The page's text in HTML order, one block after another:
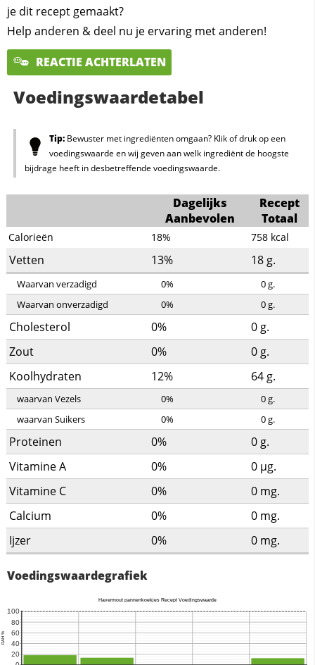
je dit recept gemaakt?
Help anderen & deel nu je ervaring met anderen!
REACTIE ACHTERLATEN
Voedingswaardetabel
Tip:Bewuster met ingrediënten omgaan? Klik of druk op een
voedingswaarde en wij geven aan welk ingrediënt de hoogste
bijdrage heeft in desbetreffende voedingswaarde.
Dagelijks
Aanbevolen
Recept
Totaal
Calorieën 18% 758 kcal
Vetten 13% 18g.
Waarvan verzadigd 0% 0g.
Waarvan onverzadigd
0% 0g.
Cholesterol 0% 0g.
Zout
0% 0g.
Koolhydraten
12% 64g.
waarvan Vezels 0% 0g.
waarvan Suikers
0% 0g.
Proteinen 0% 0g.
Vitamine A
0% 0 µg.
Vitamine C
0% 0 mg.
Calcium
0% 0 mg.
Ijzer
0% 0 mg.
Voedingswaardegrafiek